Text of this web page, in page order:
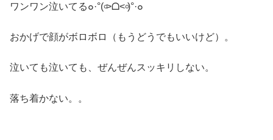
ワンワン泣いてる๐·°(৹˃ᗝ˂৹)°·๐
おかげで顔がボロボロ（もうどうでもいいけど）。
泣いても泣いても、ぜんぜんスッキリしない。
落ち着かない。。